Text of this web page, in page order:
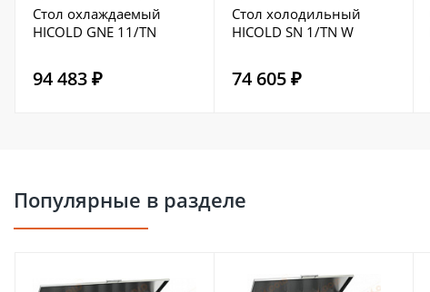
Стол охлаждаемый
HICOLD GNE 11/TN
94 483 ₽
Стол холодильный
HICOLD SN 1/TN W
74 605 ₽
Популярные в разделе